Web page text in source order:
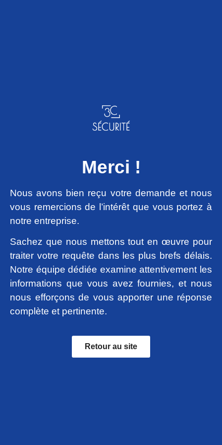
Merci !
Nous avons bien reçu votre demande et nous
vous remercions de l’intérêt que vous portez à
notre entreprise.
Sachez que nous mettons tout en œuvre pour
traiter votre requête dans les plus brefs délais.
Notre équipe dédiée examine attentivement les
informations que vous avez fournies, et nous
nous efforçons de vous apporter une réponse
complète et pertinente.
Retour au site